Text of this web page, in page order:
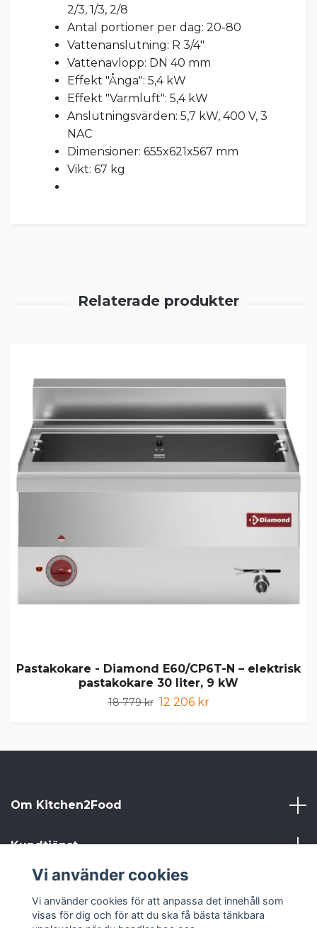
2/3, 1/3, 2/8
Antal portioner per dag: 20-80
Vattenanslutning: R 3/4"
Vattenavlopp: DN 40 mm
Effekt "Ånga": 5,4 kW
Effekt "Varmluft": 5,4 kW
Anslutningsvärden: 5,7 kW, 400 V, 3
NAC
Dimensioner: 655x621x567 mm
Vikt: 67 kg
Pastakokare - Diamond E60/CP6T-N – elektrisk
pastakokare 30 liter, 9 kW
18 779 kr 12 206 kr
Om Kitchen2Food
Kundtjänst
Vi använder cookies
Vi använder cookies för att anpassa det innehåll som
visas för dig och för att du ska få bästa tänkbara